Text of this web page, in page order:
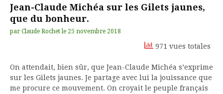
Jean-Claude Michéa sur les Gilets jaunes,
que du bonheur.
par Claude Rochet le 25 novembre 2018
971 vues totales
On attendait, bien sûr, que Jean-Claude Michéa s’exprime
sur les Gilets jaunes. Je partage avec lui la jouissance que
me procure ce mouvement. On croyait le peuple français